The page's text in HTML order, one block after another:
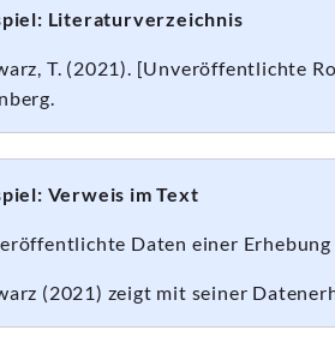
Literaturverzeichnis
T. (2021). [Unveröffentlichte
Verweis im Text
Daten einer Erhebung
(2021) zeigt mit seiner